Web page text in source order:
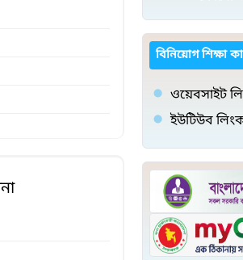
বিনিয়োগ শিক্ষা
ওয়েবসাইট
ইউটিউব